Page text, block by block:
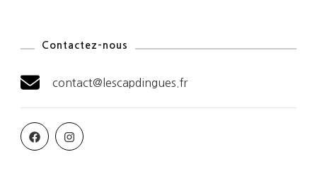
Contactez-nous
contact@lescapdingues.fr